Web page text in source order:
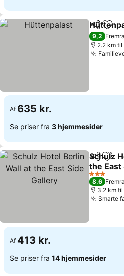
Del Føj
9,2
2.2 km til
Af 635 kr.
Se priser fra 3 hjemmesider
Del Føj
Schulz
the East
3 Stjerner
8,6
3.2 km
Smarte
Af 413 kr.
Se priser fra 14 hjemmesider